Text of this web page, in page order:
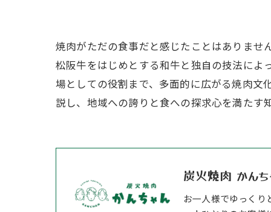
焼肉がただの食事だと感じたことはありませ
松阪牛をはじめとする和牛と独自の技法によ
場としての役割まで、多面的に広がる焼肉
説し、地域への誇りと食への探求心を満たす
炭火焼肉 かん
お一人様でゆっくり